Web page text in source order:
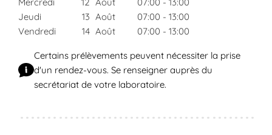
Jeudi
13 Août 07:00 - 13:00
Vendredi
14 Août 07:00 - 13:00
Certains prélèvements peuvent nécessiter la prise
d'un rendez-vous. Se renseigner auprès du
secrétariat de votre laboratoire.